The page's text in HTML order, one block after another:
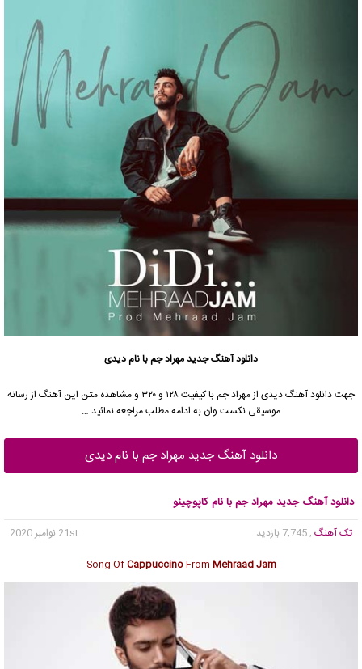
دانلود آهنگ جدیدمهراد جمبا نام دیدی
جهت دانلود آهنگ دیدی ازمهراد جم
با کیفیت ۱۲۸ و ۳۲۰ و مشاهده متن این آهنگ از رسانه
موسیقی نکست وان به ادامه مطلب مراجعه نمائید …
دانلود آهنگ جدید مهراد جم با نام دیدی
دانلود آهنگ جدید مهراد جم با نام کاپوچینو
تک آهنگ , 7,745 بازدید
21st نوامبر 2020
Song OfCappuccinoFrom Mehraad Jam